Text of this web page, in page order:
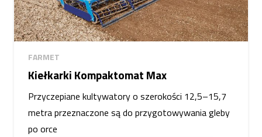
FARMET
Kiełkarki Kompaktomat Max
Przyczepiane kultywatory o szerokości 12,5–15,7
metra przeznaczone są do przygotowywania gleby
po orce